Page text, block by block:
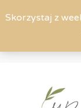
Skorzystaj z